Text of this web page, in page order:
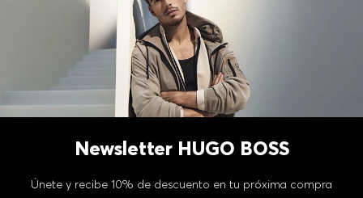
Newsletter HUGO BOSS
Únete y recibe 10% de descuento en tu próxima compra